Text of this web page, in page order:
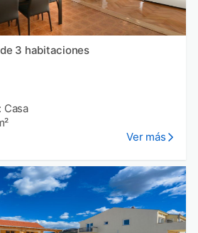
3 habitaciones
Casa
Ver más